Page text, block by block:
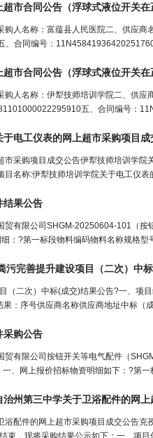
超市合同公告（浮球式液位开关在
购人名称：富蕴县人民医院二、供应
合同编号：
超市合同公告（浮球式液位开关在
购人名称：伊犁技师培训学院二、供
五、合同编号：
电工仪表的网上超市采购项目成
市采购项目成交公告伊犁技师培训学
目名称:伊犁技师培训学院关于电工仪
结果公告
贸有限公司SHGM-20250604-101（
：?第一标段物料编码物料名称规格
污完善提升建设项目（二次）中
（二次）中标(成交)结果公告?一、
果：序号供应商名称供应商地址中标
采购公告
贸有限公司按钮开关等电气配件（
、网上报价招标物资明细如下：?第
州第三中学关于卫浴配件的网
浴配件的网上超市采购项目成交公告
，现将采购结果公示如下：一、项